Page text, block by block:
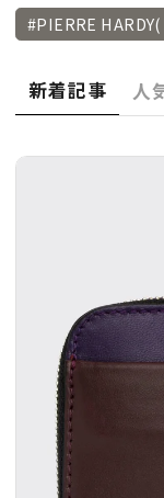
WEDDING
FORTUNE
会員登録
Log in or
#PIERRE HARDY(
新着記事 人